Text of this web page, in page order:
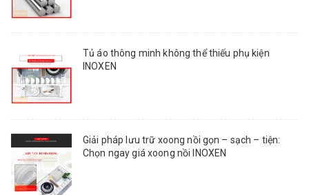
Tủ áo thông minh không thể thiếu phụ kiện
INOXEN
Giải pháp lưu trữ xoong nồi gọn – sạch – tiện:
Chọn ngay giá xoong nồi INOXEN